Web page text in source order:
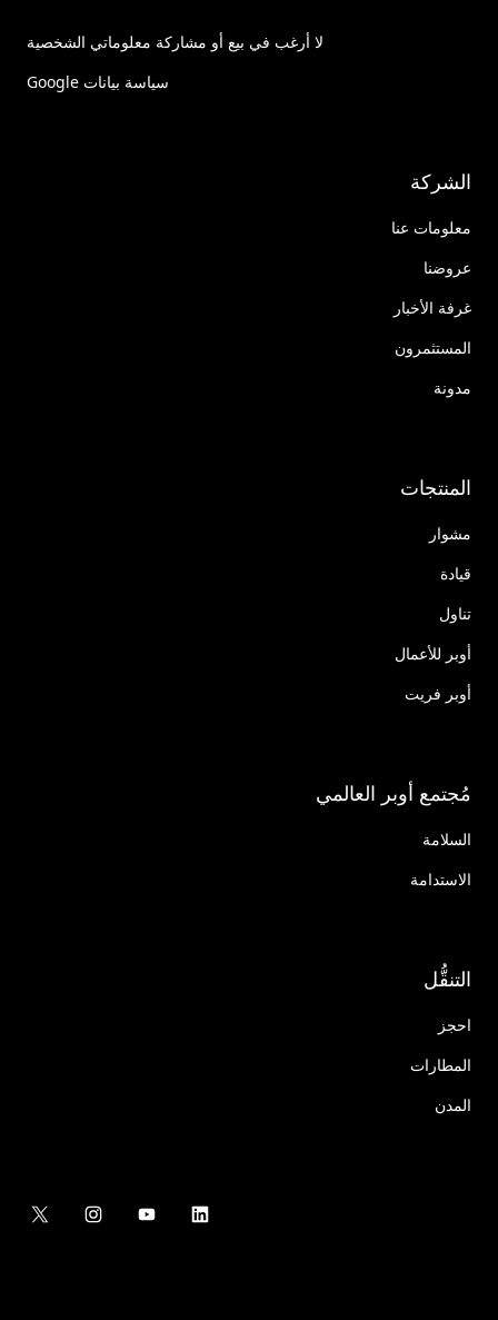
لا أرغب في بيع أو مشاركة معلوماتي الشخصية
سياسة بيانات Google
الشركة
معلومات عنا
عروضنا
غرفة الأخبار
المستثمرون
مدونة
المنتجات
مشوار
قيادة
تناول
أوبر للأعمال
أوبر فريت
مُجتمع أوبر العالمي
السلامة
الاستدامة
التنقُّل
احجز
المطارات
المدن